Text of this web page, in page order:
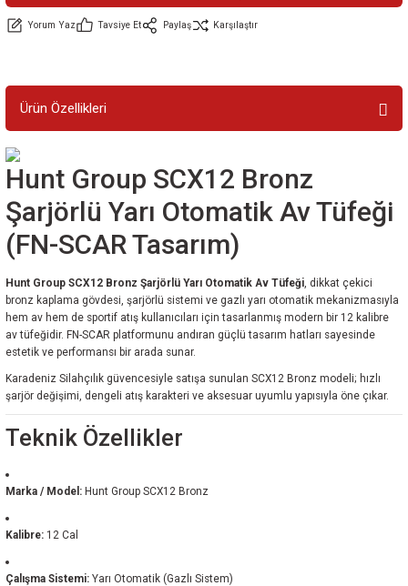
Yorum Yaz Tavsiye Et Paylaş Karşılaştır
Ürün Özellikleri
Hunt Group SCX12 Bronz
Şarjörlü Yarı Otomatik Av Tüfeği
(FN-SCAR Tasarım)
Hunt Group SCX12 Bronz Şarjörlü Yarı Otomatik Av Tüfeği, dikkat çekici
bronz kaplama gövdesi, şarjörlü sistemi ve gazlı yarı otomatik mekanizmasıyla
hem av hem de sportif atış kullanıcıları için tasarlanmış modern bir 12 kalibre
av tüfeğidir. FN-SCAR platformunu andıran güçlü tasarım hatları sayesinde
estetik ve performansı bir arada sunar.
Karadeniz Silahçılık güvencesiyle satışa sunulan SCX12 Bronz modeli; hızlı
şarjör değişimi, dengeli atış karakteri ve aksesuar uyumlu yapısıyla öne çıkar.
Teknik Özellikler
Marka / Model: Hunt Group SCX12 Bronz
Kalibre: 12 Cal
Çalışma Sistemi: Yarı Otomatik (Gazlı Sistem)